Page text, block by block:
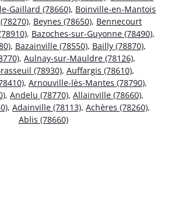
Gaillard (78660), Boinville-en-Mantois
, Beynes (78650), Bennecourt
, Bazoches-sur-Guyonne (78490),
, Bazainville (78550), Bailly (78870),
, Aulnay-sur-Mauldre (78126),
(78930), Auffargis (78610),
, Arnouville-lès-Mantes (78790),
, Andelu (78770), Allainville (78660),
, Adainville (78113), Achères (78260),
Ablis (78660)